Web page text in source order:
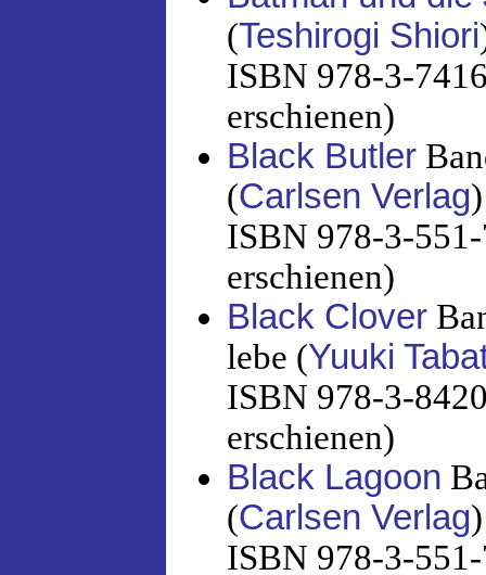
(Teshirogi Shiori
ISBN 978-3-
erschienen)
Black Butler
(Carlsen Verlag)
ISBN 978-3-
erschienen)
Black Clover
lebe (Yuuki
ISBN 978-3-
erschienen)
Black Lagoon
(Carlsen Verlag)
ISBN 978-3-